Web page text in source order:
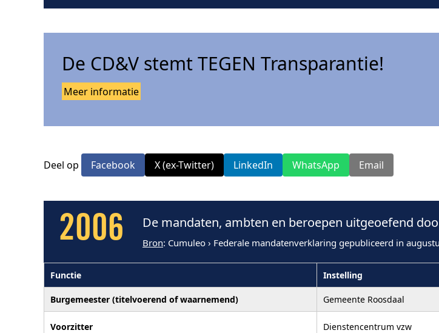
De CD&V stemt TEGEN Transparantie!
Meer informatie
Deel op Facebook X (ex-Twitter) LinkedIn WhatsApp Email
2006 De mandaten, ambten en beroepen uitgeoefend
Bron: Cumuleo › Federale mandatenverklaring gepubliceerd in
Functie Instelling
Burgemeester (titelvoerend of waarnemend) Gemeente Roosdaal
Voorzitter Dienstencentrum vzw